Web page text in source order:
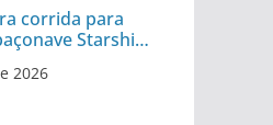
corrida para
Starship
2026